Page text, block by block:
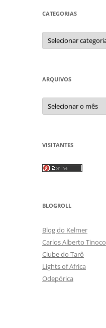
CATEGORIAS
Categorias
ARQUIVOS
Arquivos
VISITANTES
BLOGROLL
Blog do Kelmer
Carlos Alberto Tinoco
Clube do Tarô
Lights of Africa
Odepórica